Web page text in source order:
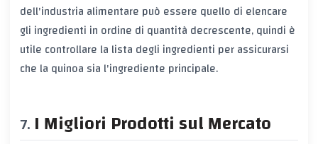
dell'industria alimentare può essere quello di elencare
gli ingredienti in ordine di quantità decrescente, quindi è
utile controllare la lista degli ingredienti per assicurarsi
che la quinoa sia l'ingrediente principale.
I Migliori Prodotti sul Mercato